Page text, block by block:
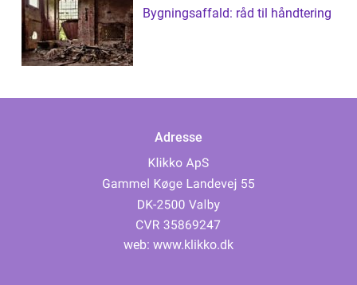
Bygningsaffald: råd til håndtering
Adresse
web: www.klikko.dk